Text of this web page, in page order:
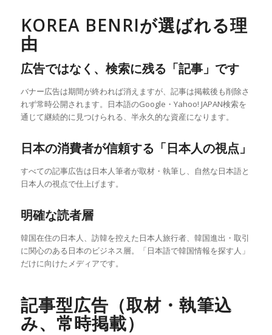
KOREA BENRIが選ばれる理
由
広告ではなく、検索に残る「記事」です
バナー広告は期間が終われば消えますが、記事は掲載後も削除さ
れず常時公開されます。日本語のGoogle・Yahoo! JAPAN検索を
通じて継続的に見つけられる、半永久的な資産になります。
日本の消費者が信頼する「日本人の視点」
すべての記事広告は日本人筆者が取材・執筆し、自然な日本語と
日本人の視点で仕上げます。
明確な読者層
韓国在住の日本人、訪韓を控えた日本人旅行者、韓国進出・取引
に関心のある日本のビジネス層。「日本語で韓国情報を探す人」
だけに向けたメディアです。
記事型広告（取材・執筆込
み、常時掲載）